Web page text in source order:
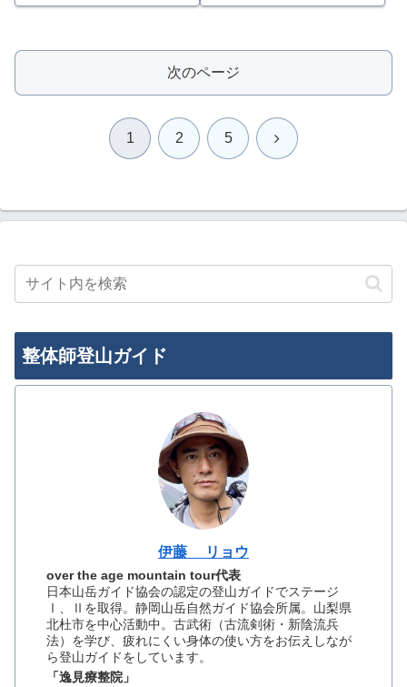
次のページ
1 2 5 次
整体師登山ガイド
伊藤 リョウ
over the age mountain tour代表
日本山岳ガイド協会の認定の登山ガイドでステージ
Ⅰ、Ⅱを取得。静岡山岳自然ガイド協会所属。山梨県
北杜市を中心活動中。古武術（古流剣術・新陰流兵
法）を学び、疲れにくい身体の使い方をお伝えしなが
ら登山ガイドをしています。
「逸見療整院」